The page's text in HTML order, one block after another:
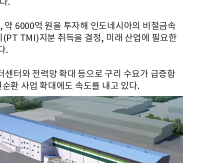
.
6000억 원을 투자해 인도네시아의 비철금속
TMI)지분 취득을 결정, 미래 산업에 필요한
.
터와 전력망 확대 등으로 구리 수요가 급증함
환 사업 확대에도 속도를 내고 있다.